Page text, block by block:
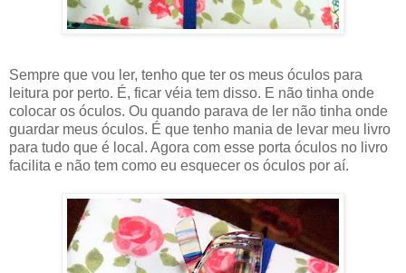
Sempre que vou ler, tenho que ter os meus óculos para
leitura por perto. É, ficar véia tem disso. E não tinha onde
colocar os óculos. Ou quando parava de ler não tinha onde
guardar meus óculos. É que tenho mania de levar meu livro
para tudo que é local. Agora com esse porta óculos no livro
facilita e não tem como eu esquecer os óculos por aí.